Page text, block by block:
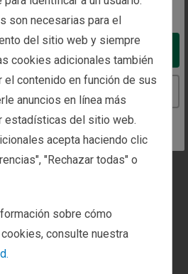
in the United States
United States website
the Spain website
Fax:
0800 144 4729
con nosotros en esta
nuestro formulario de
una reunión.
son necesarias para el
del sitio web y siempre
cookies adicionales también
el contenido en función de sus
anuncios en línea más
estadísticas del sitio web.
acepta haciendo clic
"Rechazar todas" o
sobre cómo
consulte nuestra